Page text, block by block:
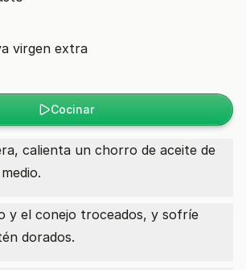
virgen extra
Cocinar
calienta un chorro de aceite de
y el conejo troceados, y sofríe
dorados.